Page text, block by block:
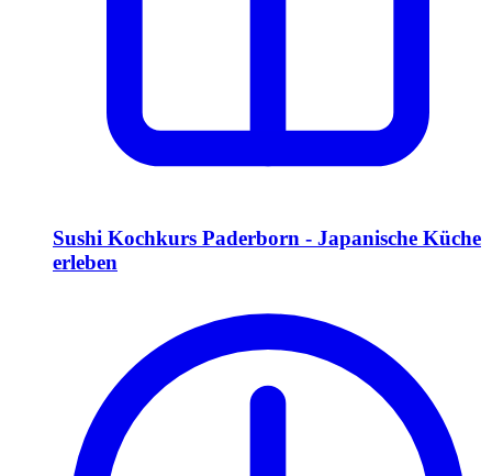
Sushi Kochkurs Paderborn - Japanische Küche
erleben